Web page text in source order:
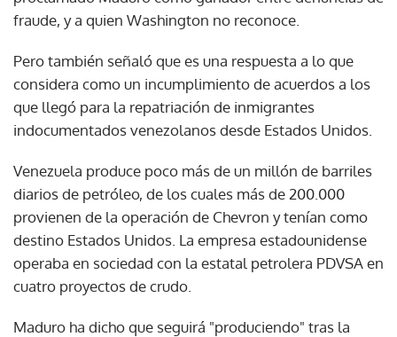
fraude, y a quien Washington no reconoce.
Pero también señaló que es una respuesta a lo que
considera como un incumplimiento de acuerdos a los
que llegó para la repatriación de inmigrantes
indocumentados venezolanos desde Estados Unidos.
Venezuela produce poco más de un millón de barriles
diarios de petróleo, de los cuales más de 200.000
provienen de la operación de Chevron y tenían como
destino Estados Unidos. La empresa estadounidense
operaba en sociedad con la estatal petrolera PDVSA en
cuatro proyectos de crudo.
Maduro ha dicho que seguirá "produciendo" tras la